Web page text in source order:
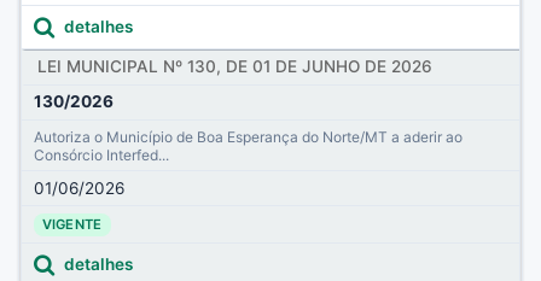
detalhes
LEI MUNICIPAL Nº 130, DE 01 DE JUNHO DE 2026
130/2026
Autoriza o Município de Boa Esperança do Norte/MT a aderir ao
Consórcio Interfed...
01/06/2026
VIGENTE
detalhes